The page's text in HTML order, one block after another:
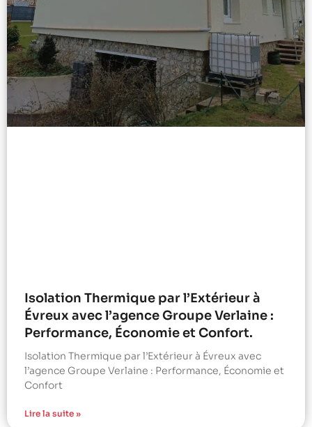
Isolation Thermique par l’Extérieur à
Évreux avec l’agence Groupe Verlaine :
Performance, Économie et Confort.
Isolation Thermique par l’Extérieur à Évreux avec
l’agence Groupe Verlaine : Performance, Économie et
Confort
Lire la suite »